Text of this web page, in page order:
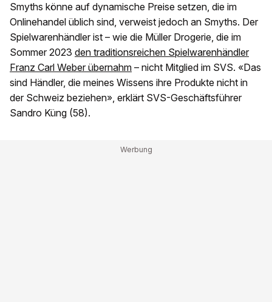
Smyths könne auf dynamische Preise setzen, die im
Onlinehandel üblich sind, verweist jedoch an Smyths. Der
Spielwarenhändler ist – wie die Müller Drogerie, die im
Sommer 2023 den traditionsreichen Spielwarenhändler
Franz Carl Weber übernahm – nicht Mitglied im SVS. «Das
sind Händler, die meines Wissens ihre Produkte nicht in
der Schweiz beziehen», erklärt SVS-Geschäftsführer
Sandro Küng (58).